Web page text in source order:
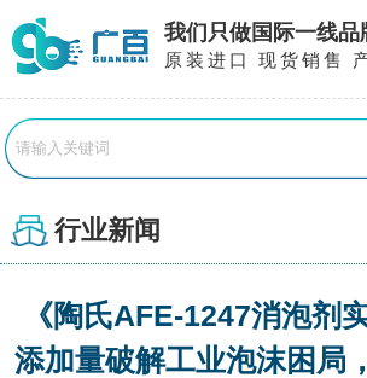
我们只做国际一线品
原装进口 现货销售
行业新闻
《陶氏AFE-1247消泡剂
添加量破解工业泡沫困局